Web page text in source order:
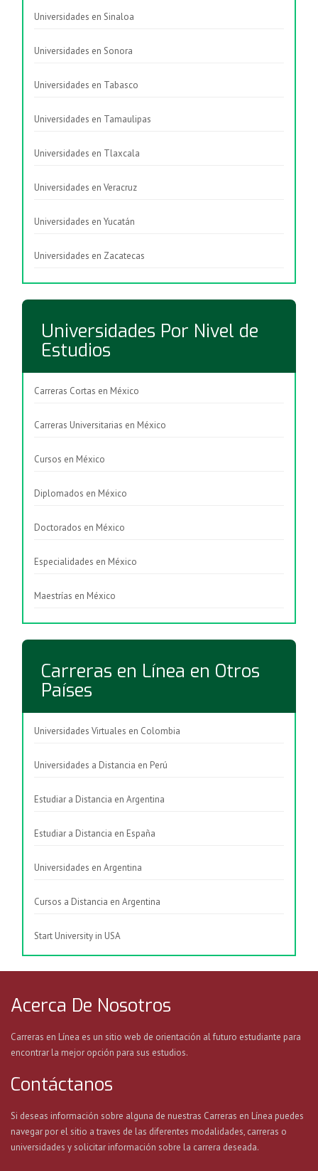
Universidades en Sinaloa
Universidades en Sonora
Universidades en Tabasco
Universidades en Tamaulipas
Universidades en Tlaxcala
Universidades en Veracruz
Universidades en Yucatán
Universidades en Zacatecas
Universidades Por Nivel de
Estudios
Carreras Cortas en México
Carreras Universitarias en México
Cursos en México
Diplomados en México
Doctorados en México
Especialidades en México
Maestrías en México
Carreras en Línea en Otros
Países
Universidades Virtuales en Colombia
Universidades a Distancia en Perú
Estudiar a Distancia en Argentina
Estudiar a Distancia en España
Universidades en Argentina
Cursos a Distancia en Argentina
Start University in USA
Acerca De Nosotros
Carreras en Línea es un sitio web de orientación al futuro estudiante para
encontrar la mejor opción para sus estudios.
Contáctanos
Si deseas información sobre alguna de nuestras Carreras en Línea puedes
navegar por el sitio a traves de las diferentes modalidades, carreras o
universidades y solicitar información sobre la carrera deseada.